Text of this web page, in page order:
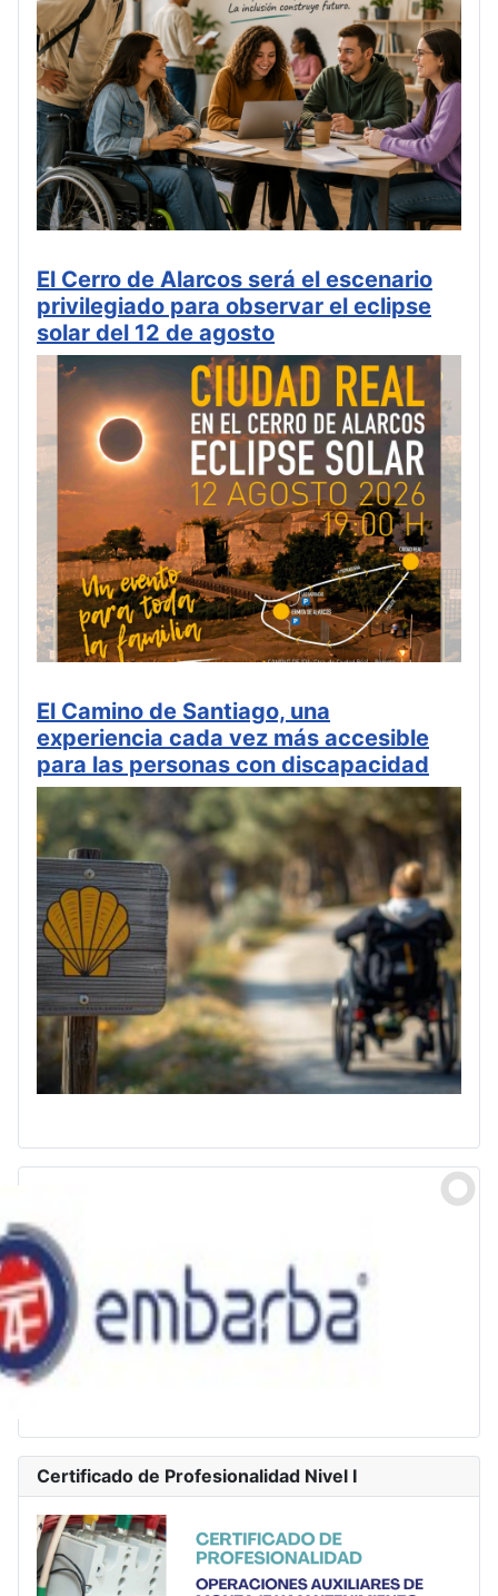
El Cerro de Alarcos será el escenario
privilegiado para observar el eclipse
solar del 12 de agosto
El Camino de Santiago, una
experiencia cada vez más accesible
para las personas con discapacidad
Certificado de Profesionalidad Nivel I